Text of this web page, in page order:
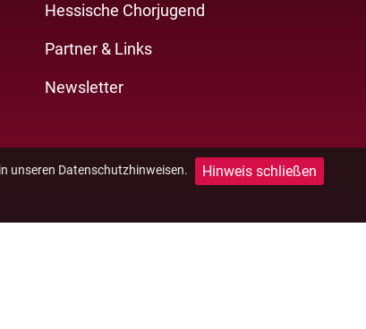
unseren Datenschutzhinweisen.
Hinweis schließen
Hessische Chorjugend
Partner & Links
Newsletter